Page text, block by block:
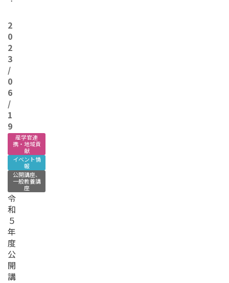
2
0
2
3
/
0
6
/
1
9
産学官連
携・地域貢
献
イベント情
報
公開講座、
一般教養講
座
令
和
５
年
度
公
開
講